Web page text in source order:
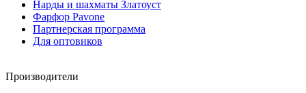
Нарды и шахматы Златоуст
Фарфор Pavone
Партнерская программа
Для оптовиков
Производители